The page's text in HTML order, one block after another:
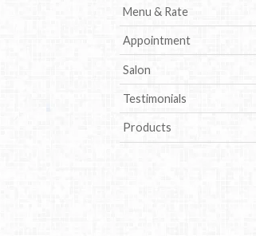
Menu & Rate
Appointment
Salon
Testimonials
Products